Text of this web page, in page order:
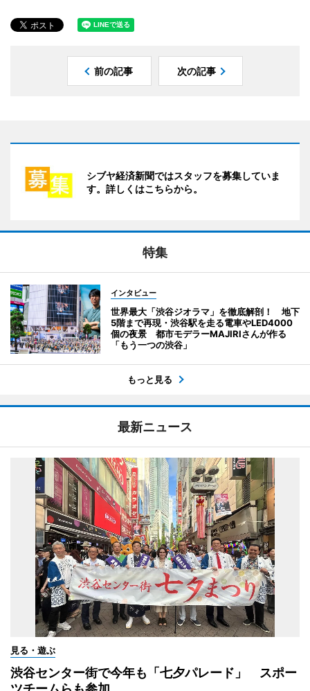
前の記事 次の記事
シブヤ経済新聞ではスタッフを募集していま
す。詳しくはこちらから。
特集
インタビュー
世界最大「渋谷ジオラマ」を徹底解剖！ 地下
5階まで再現・渋谷駅を走る電車やLED4000
個の夜景 都市モデラーMAJIRIさんが作る
「もう一つの渋谷」
もっと見る
最新ニュース
見る・遊ぶ
渋谷センター街で今年も「七夕パレード」 スポー